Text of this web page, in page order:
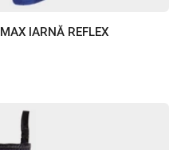
IARNĂ REFLEX